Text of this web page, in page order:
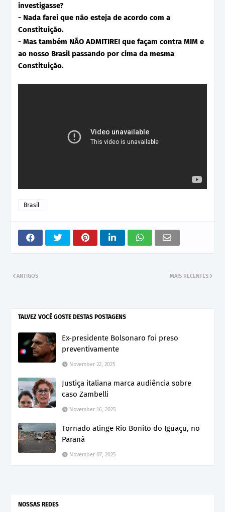
investigasse?
- Nada farei que não esteja de acordo com a
Constituição.
- Mas também NÃO ADMITIREI que façam contra MIM e
ao nosso Brasil passando por cima da mesma
Constituição.
Brasil
MAIS RECENTES
ANTIGOS
TALVEZ VOCÊ GOSTE DESTAS POSTAGENS
Ex-presidente Bolsonaro foi preso
preventivamente
November 22, 2025
Justiça italiana marca audiência sobre
caso Zambelli
November 16, 2025
Tornado atinge Rio Bonito do Iguaçu, no
Paraná
November 07, 2025
NOSSAS REDES